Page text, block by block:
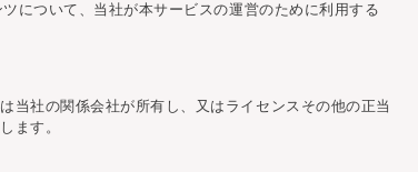
について、当社が本サービスの運営のために利用する
当社の関係会社が所有し、又はライセンスその他の正当
ます。